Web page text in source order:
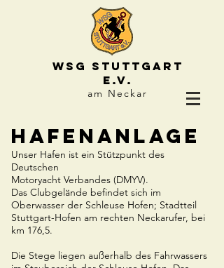
WSG STUTTGART
e.V.
am Neckar
Hafenanlage
Unser Hafen ist ein Stützpunkt des
Deutschen
Motoryacht Verbandes (DMYV).
Das Clubgelände befindet sich im
Oberwasser der Schleuse Hofen; Stadtteil
Stuttgart-Hofen am rechten Neckarufer, bei
km 176,5.
Die Stege liegen außerhalb des Fahrwassers